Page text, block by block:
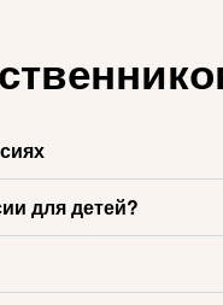
для детей?